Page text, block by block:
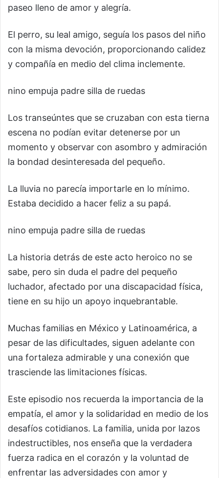
paseo lleno de amor y alegría.
El perro, su leal amigo, seguía los pasos del niño
con la misma devoción, proporcionando calidez
y compañía en medio del clima inclemente.
nino empuja padre silla de ruedas
Los transeúntes que se cruzaban con esta tierna
escena no podían evitar detenerse por un
momento y observar con asombro y admiración
la bondad desinteresada del pequeño.
La lluvia no parecía importarle en lo mínimo.
Estaba decidido a hacer feliz a su papá.
nino empuja padre silla de ruedas
La historia detrás de este acto heroico no se
sabe, pero sin duda el padre del pequeño
luchador, afectado por una discapacidad física,
tiene en su hijo un apoyo inquebrantable.
Muchas familias en México y Latinoamérica, a
pesar de las dificultades, siguen adelante con
una fortaleza admirable y una conexión que
trasciende las limitaciones físicas.
Este episodio nos recuerda la importancia de la
empatía, el amor y la solidaridad en medio de los
desafíos cotidianos. La familia, unida por lazos
indestructibles, nos enseña que la verdadera
fuerza radica en el corazón y la voluntad de
enfrentar las adversidades con amor y